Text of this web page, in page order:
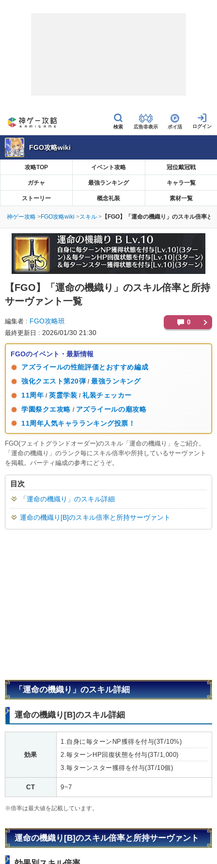
広告非表示 ポイ活
FGO攻略wiki
攻略TOP イベント攻略 冠位戴冠戦
ガチャ 最強ランキング キャラ一覧
ストーリー 概念礼装 素材一覧
神ゲー攻略 FGO攻略wiki スキル 【FGO】「運命の機織り」のスキル倍率と
【FGO】
「運命の機織り」のスキル倍率と所持
サーヴァント一覧
編集者 FGO攻略班
最終更新日 2026/01/30 21:30
0
FGOのイベント・最新情報
アズライールの性能評価とおすすめ編成
強化クエスト第20弾 / 最強ランキング
11周年 / 英霊学装 / 礼装チェッカー
学園祭クエ攻略 / アズライールの廟攻略
11周年人気キャラランキング投票！
FGO(フェイトグランドオーダー)のスキル「運命の機織り」をご紹介。
「運命の機織り」のランク毎にスキル倍率や所持しているサーヴァント
を掲載。パーティ編成の参考にどうぞ。
目次
「運命の機織り」のスキル詳細
運命の機織り[B]のスキル倍率と所持サーヴァント
「運命の機織り」のスキル詳細
運命の機織り[B]のスキル詳細
効果
1.自身に毎ターンNP獲得を付与(3T/10%)
2.毎ターンHP回復状態を付与(3T/1,000)
3.毎ターンスター獲得を付与(3T/10個)
CT 9~7
※倍率は最大値を記載しています。
運命の機織り[B]のスキル倍率と所持サーヴァント